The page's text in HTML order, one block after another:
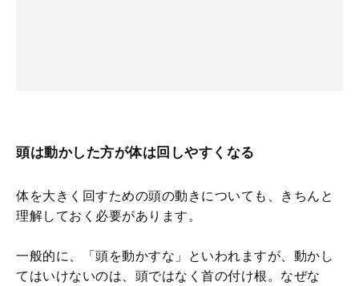
頭は動かした方が体は回しやすくなる
体を大きく回すための頭の動きについても、きちんと
理解しておく必要があります。
一般的に、「頭を動かすな」といわれますが、動かし
てはいけないのは、頭ではなく首の付け根。なぜな